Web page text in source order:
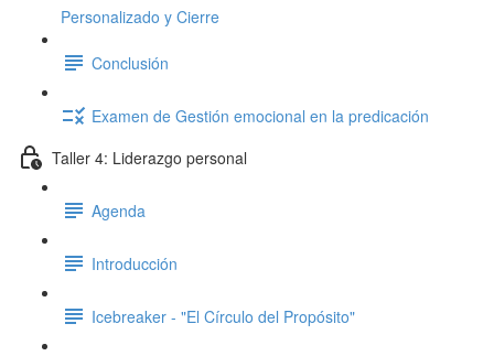
Personalizado y Cierre
Conclusión
Examen de Gestión emocional en la predicación
Taller 4: Liderazgo personal
Agenda
Introducción
Icebreaker - "El Círculo del Propósito"